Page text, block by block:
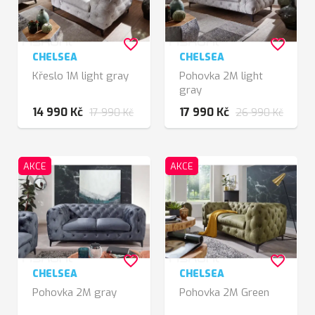
CHELSEA
Křeslo 1M light gray
14 990 Kč 17 990 Kč
favorite_border
CHELSEA
Pohovka 2M light
gray
17 990 Kč 26 990 Kč
favorite_border
AKCE
CHELSEA
Pohovka 2M gray
favorite_border
AKCE
CHELSEA
Pohovka 2M Green
favorite_border